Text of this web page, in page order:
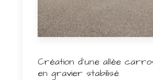
Création d'une allée
en gravier stabilisé